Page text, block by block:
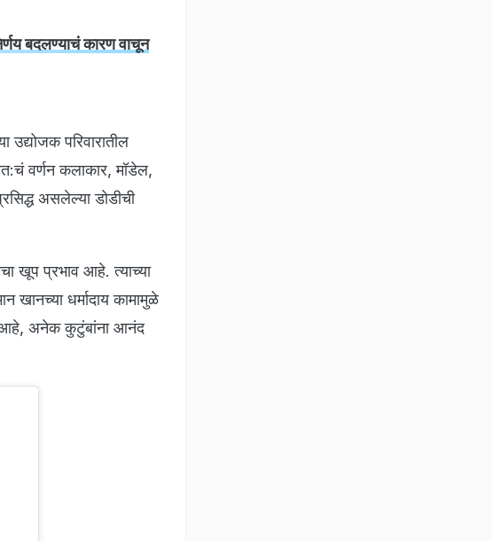
बदलण्याचं कारण वाचून
परिवारातील
वर्णन कलाकार, मॉडेल,
असलेल्या डोडीची
खूप प्रभाव आहे. त्याच्या
खानच्या धर्मादाय कामामुळे
आहे, अनेक कुटुंबांना आनंद